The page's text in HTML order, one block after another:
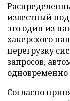
известный
это один из
хакерского
перегрузку
запросов,
одновременно
Согласно